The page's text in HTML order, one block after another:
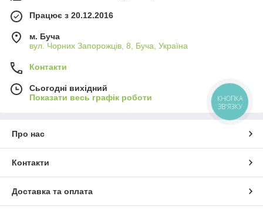
Працює з 20.12.2016
м. Буча
вул. Чорних Запорожців, 8, Буча, Україна
Контакти
Сьогодні вихідний
Показати весь графік роботи
Про нас
Контакти
Доставка та оплата
КНОПКА
ЗВ'ЯЗКУ